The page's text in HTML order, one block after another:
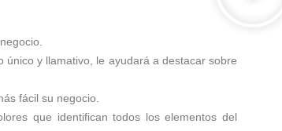
y llamativo, le ayudará a destacar sobre
fácil su negocio.
que identifican todos los elementos del